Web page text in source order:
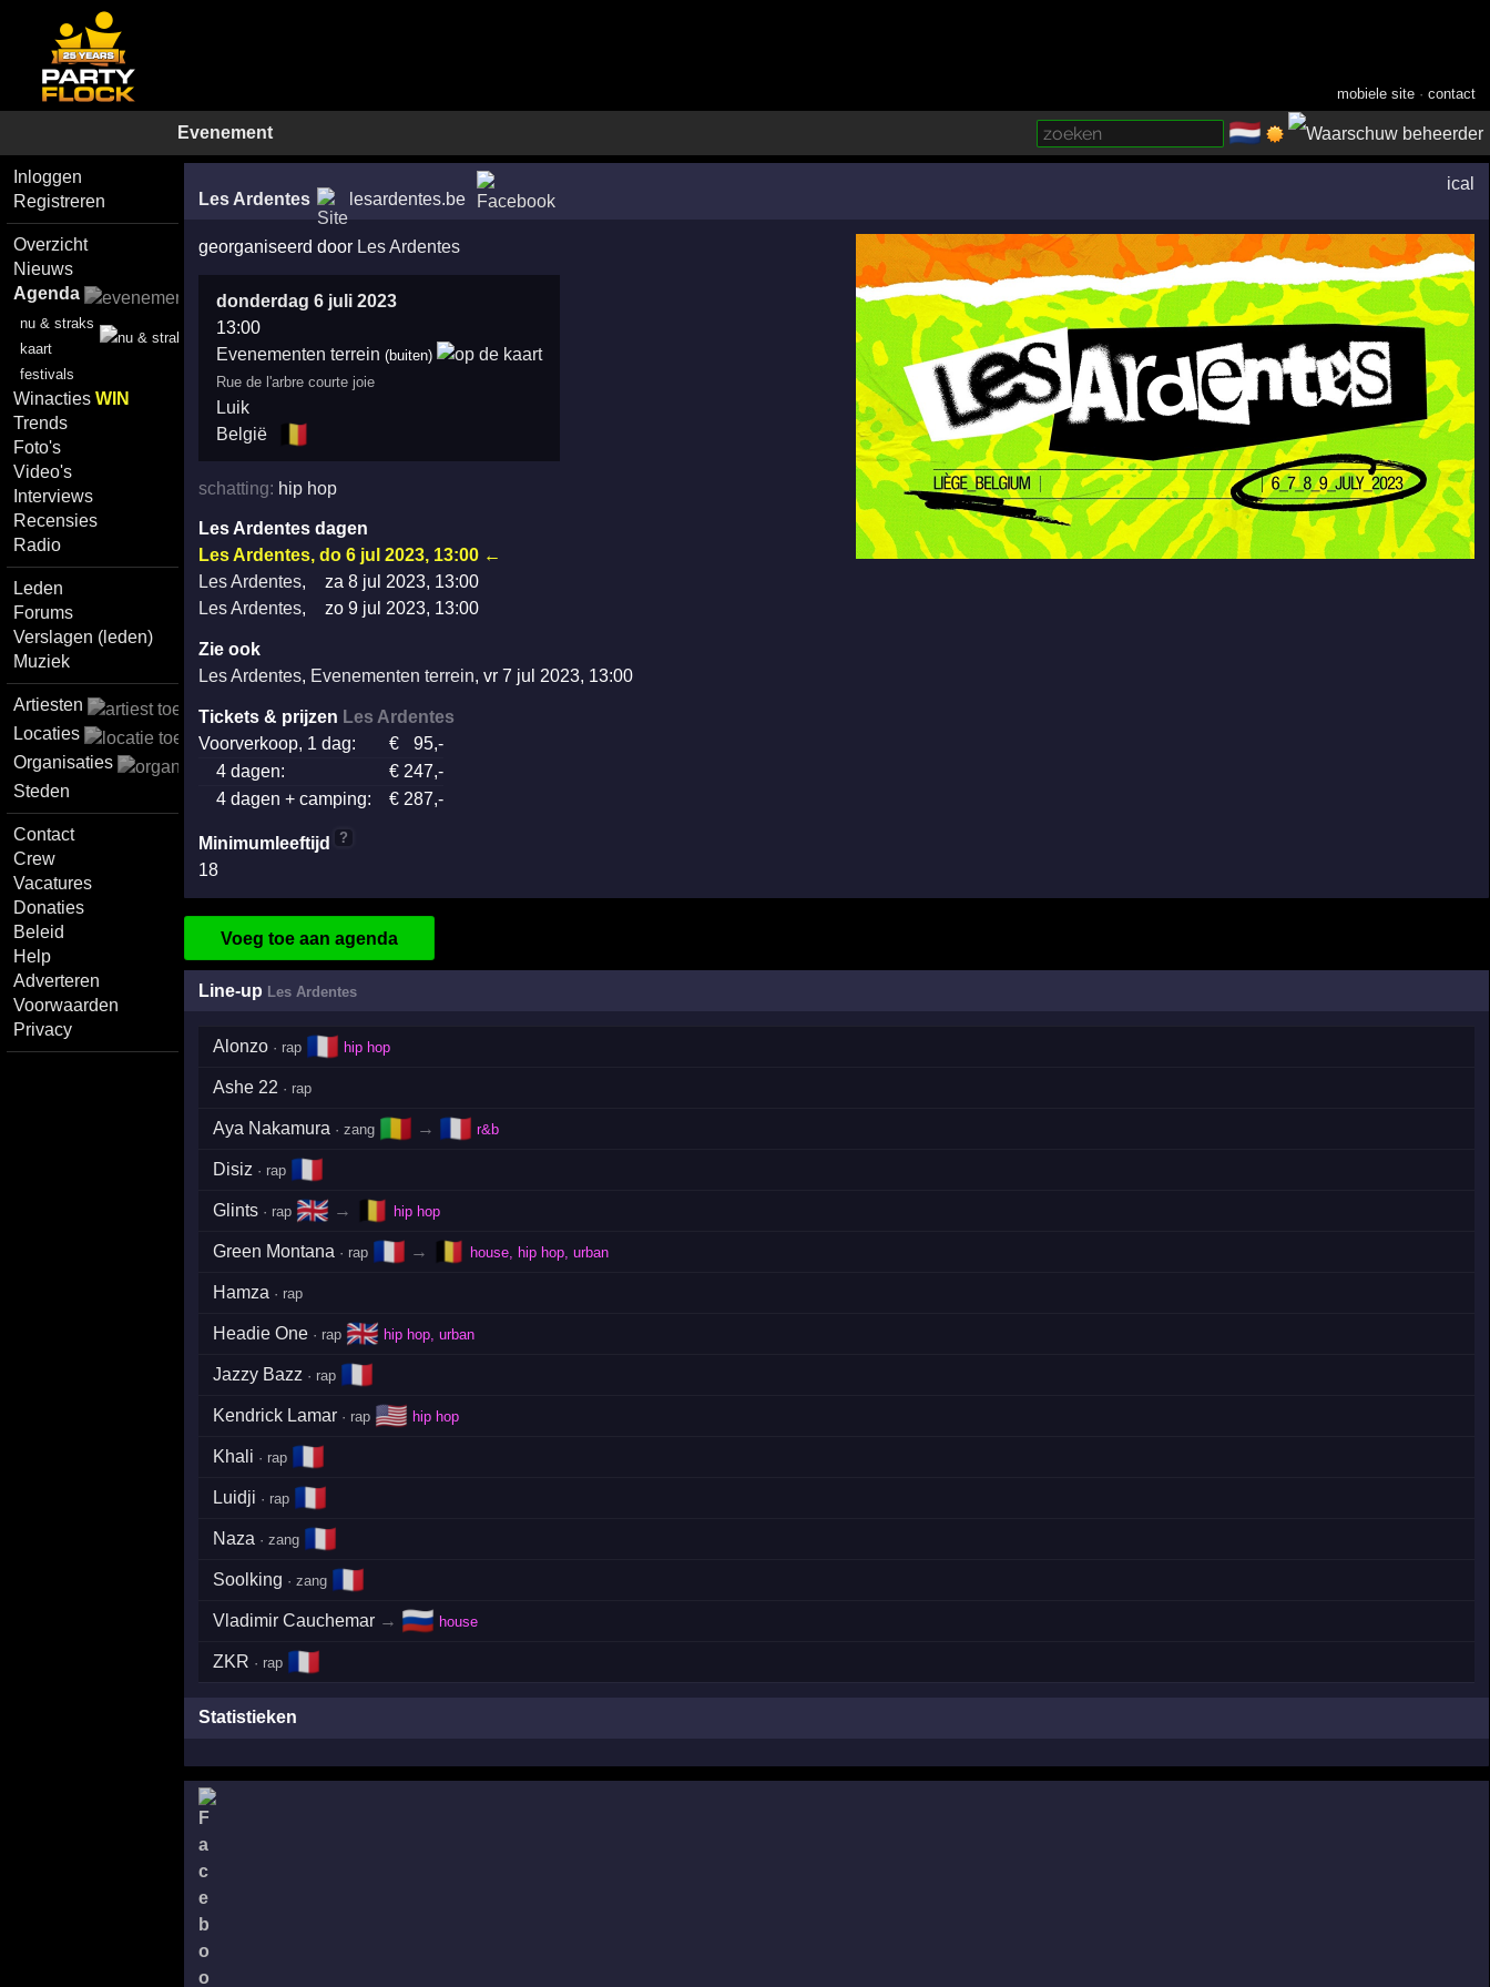
mobiele site ·contact
Evenement 🇳🇱
Inloggen
Registreren
Overzicht
Nieuws
Agenda
nu & straks
kaart
festivals
WinactiesWIN
Trends
Foto's
Video's
Interviews
Recensies
Radio
Leden
Forums
Verslagen (leden)
Muziek
Artiesten
Locaties
Organisaties
Steden
Contact
Crew
Vacatures
Donaties
Beleid
Help
Adverteren
Voorwaarden
Privacy
Les Ardentes lesardentes.be
ical
georganiseerd door Les Ardentes
donderdag 6 juli 2023
13:00
Evenementen terrein (buiten)
Rue de l'arbre courte joie
Luik
België
🇧🇪
schatting: hip hop
Les Ardentes dagen
Les Ardentes, do 6 jul 2023, 13:00←
Les Ardentes,
za 8 jul 2023, 13:00
Les Ardentes, zo 9 jul 2023, 13:00
Zie ook
Les Ardentes, Evenementen terrein, vr 7 jul 2023, 13:00
Tickets & prijzen Les Ardentes
Voorverkoop, 1 dag:
€ 95,-
4 dagen:
€ 247,-
4 dagen + camping:
€ 287,-
Minimumleeftijd ?
18
Voeg toe aan agenda
Line-up Les Ardentes
Alonzo· rap 🇫🇷 hip hop
Ashe 22 · rap
Aya Nakamura· zang 🇲🇱 → 🇫🇷 r&b
Disiz· rap 🇫🇷
Glints· rap 🇬🇧 → 🇧🇪 hip hop
Green Montana· rap 🇫🇷 → 🇧🇪 house, hip hop, urban
Hamza· rap
Headie One· rap 🇬🇧 hip hop, urban
Jazzy Bazz· rap 🇫🇷
Kendrick Lamar· rap 🇺🇸 hip hop
Khali · rap 🇫🇷
Luidji · rap 🇫🇷
Naza· zang 🇫🇷
Soolking · zang 🇫🇷
Vladimir Cauchemar → 🇷🇺 house
ZKR · rap 🇫🇷
Statistieken